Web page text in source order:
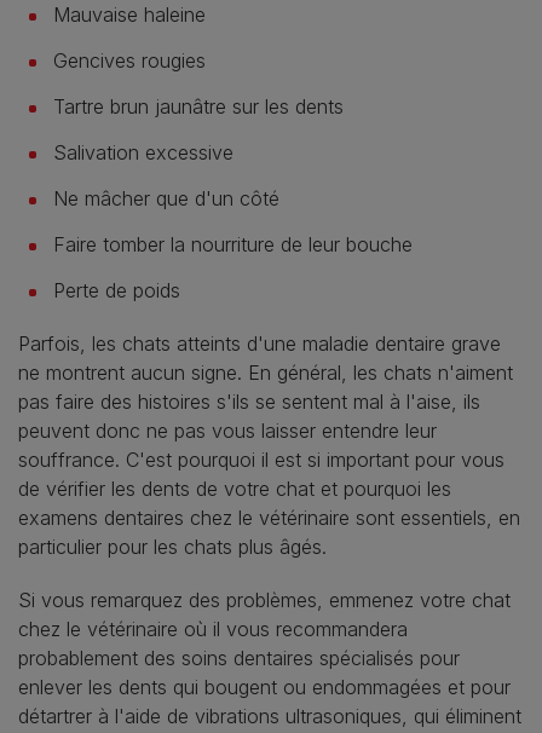
Mauvaise haleine
Gencives rougies
Tartre brun jaunâtre sur les dents
Salivation excessive
Ne mâcher que d'un côté
Faire tomber la nourriture de leur bouche
Perte de poids
Parfois, les chats atteints d'une maladie dentaire grave
ne montrent aucun signe. En général, les chats n'aiment
pas faire des histoires s'ils se sentent mal à l'aise, ils
peuvent donc ne pas vous laisser entendre leur
souffrance. C'est pourquoi il est si important pour vous
de vérifier les dents de votre chat et pourquoi les
examens dentaires chez le vétérinaire sont essentiels, en
particulier pour les chats plus âgés.
Si vous remarquez des problèmes, emmenez votre chat
chez le vétérinaire où il vous recommandera
probablement des soins dentaires spécialisés pour
enlever les dents qui bougent ou endommagées et pour
détartrer à l'aide de vibrations ultrasoniques, qui éliminent